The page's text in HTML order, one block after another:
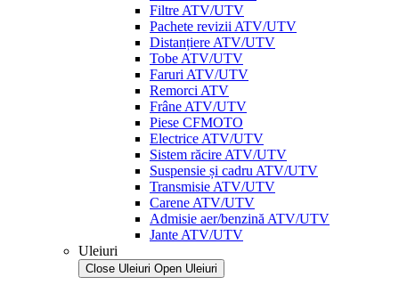
Filtre ATV/UTV
Pachete revizii ATV/UTV
Distanțiere ATV/UTV
Tobe ATV/UTV
Faruri ATV/UTV
Remorci ATV
Frâne ATV/UTV
Piese CFMOTO
Electrice ATV/UTV
Sistem răcire ATV/UTV
Suspensie și cadru ATV/UTV
Transmisie ATV/UTV
Carene ATV/UTV
Admisie aer/benzină ATV/UTV
Jante ATV/UTV
Uleiuri
Close Uleiuri Open Uleiuri